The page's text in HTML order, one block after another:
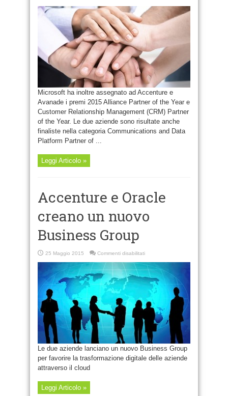
Avanade
Country
the
year
di
Microsoft
Microsoft ha inoltre assegnato ad Accenture e
Avanade i premi 2015 Alliance Partner of the Year e
Customer Relationship Management (CRM) Partner
of the Year. Le due aziende sono risultate anche
finaliste nella categoria Communications and Data
Platform Partner of ...
Leggi Articolo »
Accenture e Oracle
creano un nuovo
Business Group
25 Maggio 2015 Commenti disabilitatisu
e
Oracle
creano
un
nuovo
Business
Group
Le due aziende lanciano un nuovo Business Group
per favorire la trasformazione digitale delle aziende
attraverso il cloud
Leggi Articolo »